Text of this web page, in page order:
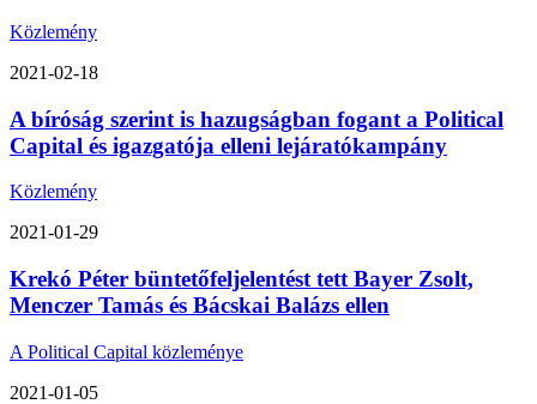
Közlemény
2021-02-18
A bíróság szerint is hazugságban fogant a Political
Capital és igazgatója elleni lejáratókampány
Közlemény
2021-01-29
Krekó Péter büntetőfeljelentést tett Bayer Zsolt,
Menczer Tamás és Bácskai Balázs ellen
A Political Capital közleménye
2021-01-05